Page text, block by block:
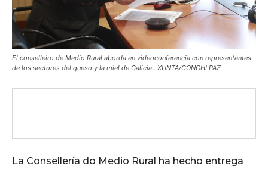
El conselleiro de Medio Rural aborda en videoconferencia con representantes
de los sectores del queso y la miel de Galicia.. XUNTA/CONCHI PAZ
La Consellería do Medio Rural ha hecho entrega